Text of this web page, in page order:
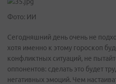
Фото: ИИ
Сегодняшний день очень не
хотя именно к этому гороскоп
конфликтных ситуаций, не
оппонентов: сделать это будет
негативных эмоций. Чем